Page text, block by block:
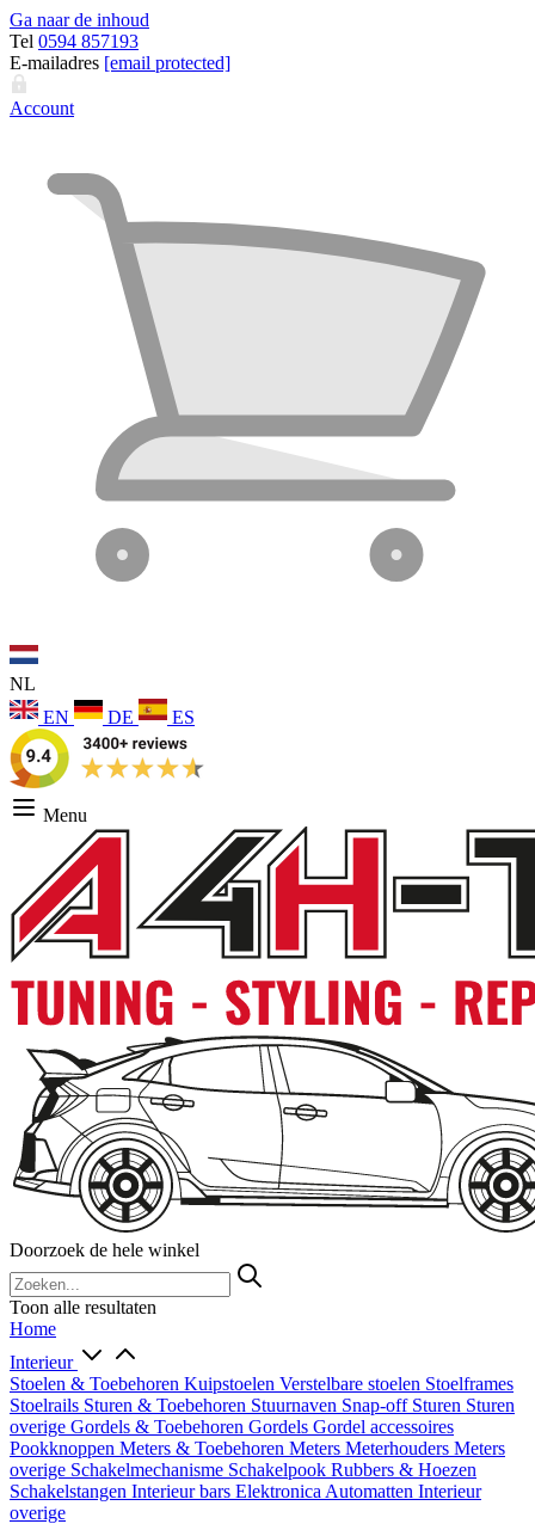
Ga naar de inhoud
Tel 0594 857193
E-mailadres [email protected]
Account
NL
EN
DE ES
Menu
Doorzoek de hele winkel
Toon alle resultaten
Home
Interieur
Stoelen & Toebehoren Kuipstoelen Verstelbare stoelen Stoelframes
Stoelrails Sturen & Toebehoren Stuurnaven Snap-off Sturen Sturen
overige Gordels & Toebehoren Gordels Gordel accessoires
Pookknoppen Meters & Toebehoren Meters Meterhouders Meters
overige Schakelmechanisme Schakelpook Rubbers & Hoezen
Schakelstangen Interieur bars Elektronica Automatten Interieur
overige